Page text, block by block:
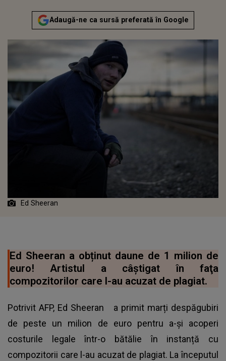
Adaugă-ne ca sursă preferată în Google
Ed Sheeran
Ed Sheeran a obținut daune de 1 milion de
euro! Artistul a câştigat în faţa
compozitorilor care l-au acuzat de plagiat.
Potrivit AFP, Ed Sheeran
a primit marți despăgubiri
de peste un milion de euro pentru a-și acoperi
costurile legale într-o bătălie în instanță cu
compozitorii care l-au acuzat de plagiat. La începutul